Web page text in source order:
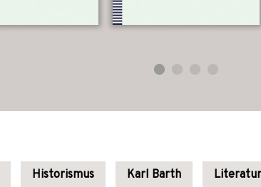
Historismus Karl Barth